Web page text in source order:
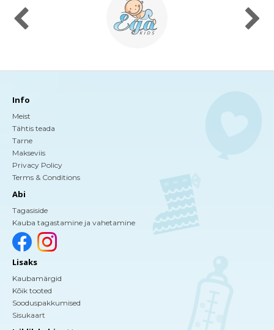
Info
Meist
Tähtis teada
Tarne
Makseviis
Privacy Policy
Terms & Conditions
Abi
Tagasiside
Kauba tagastamine ja vahetamine
Lisaks
Kaubamärgid
Kõik tooted
Sooduspakkumised
Sisukaart